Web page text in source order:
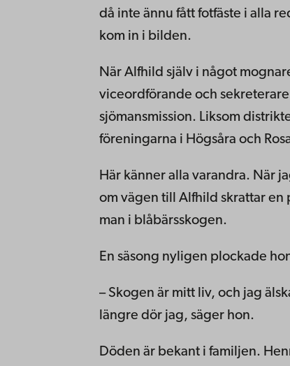
då inte ännu fått fotfäste i alla
kom in i bilden.
När Alfhild själv i något
viceordförande och
sjömansmission. Liksom
föreningarna i Högsåra och
Här känner alla varandra. När
om vägen till Alfhild skrattar en
man i blåbärsskogen.
En säsong nyligen plockade
– Skogen är mitt liv, och jag
längre dör jag, säger hon.
Döden är bekant i familjen.